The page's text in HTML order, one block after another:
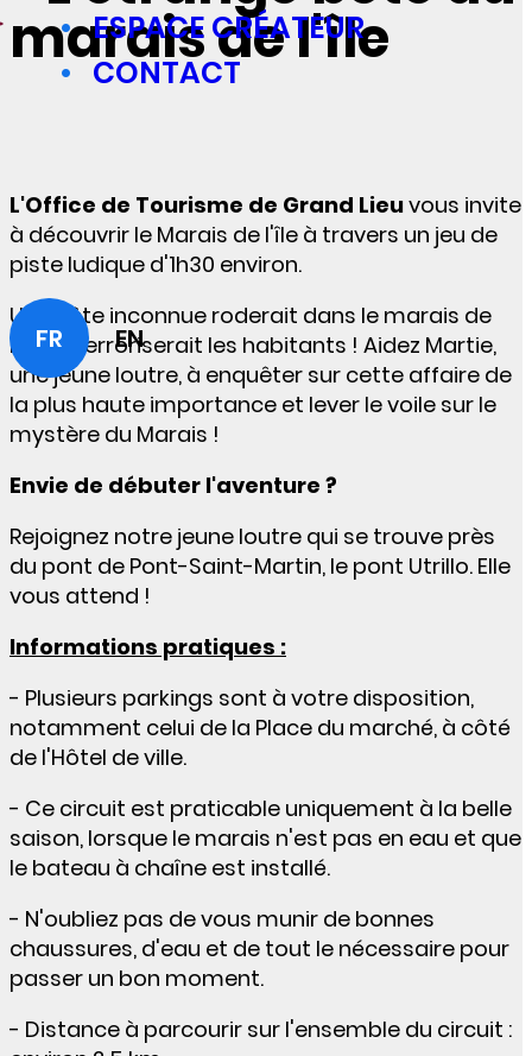
ESPACE CRÉATEUR
CONTACT
FR EN
marais de l'île
L'Office de Tourisme de Grand Lieuvous invite
à découvrir le Marais de l'île à travers un jeu de
piste ludique d'1h30 environ.
Une bête inconnue roderait dans le marais de
l'île et terroriserait les habitants ! Aidez Martie,
une jeune loutre, à enquêter sur cette affaire de
la plus haute importance et lever le voile sur le
mystère du Marais !
Envie de débuter l'aventure ?
Rejoignez notre jeune loutre qui se trouve près
du pont de Pont-Saint-Martin, le pont Utrillo. Elle
vous attend !
Informations pratiques :
- Plusieurs parkings sont à votre disposition,
notamment celui de la Place du marché, à côté
de l'Hôtel de ville.
- Ce circuit est praticable uniquement à la belle
saison, lorsque le marais n'est pas en eau et que
le bateau à chaîne est installé.
- N'oubliez pas de vous munir de bonnes
chaussures, d'eau et de tout le nécessaire pour
passer un bon moment.
- Distance à parcourir sur l'ensemble du circuit :